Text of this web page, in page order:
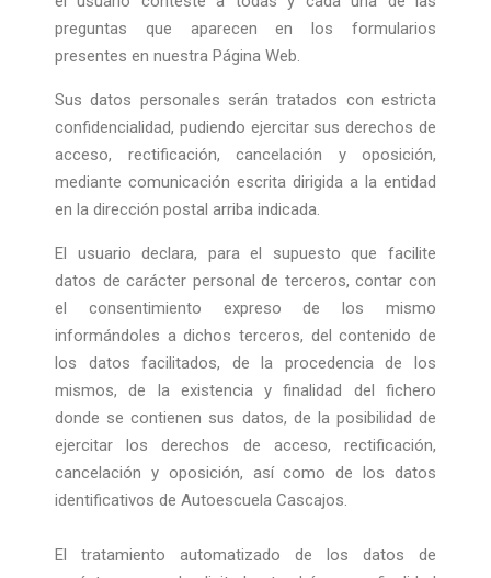
preguntas que aparecen en los formularios
presentes en nuestra Página Web.
Sus datos personales serán tratados con estricta
confidencialidad, pudiendo ejercitar sus derechos de
acceso, rectificación, cancelación y oposición,
mediante comunicación escrita dirigida a la entidad
en la dirección postal arriba indicada.
El usuario declara, para el supuesto que facilite
datos de carácter personal de terceros, contar con
el consentimiento expreso de los mismo
informándoles a dichos terceros, del contenido de
los datos facilitados, de la procedencia de los
mismos, de la existencia y finalidad del fichero
donde se contienen sus datos, de la posibilidad de
ejercitar los derechos de acceso, rectificación,
cancelación y oposición, así como de los datos
identificativos de Autoescuela Cascajos.
El tratamiento automatizado de los datos de